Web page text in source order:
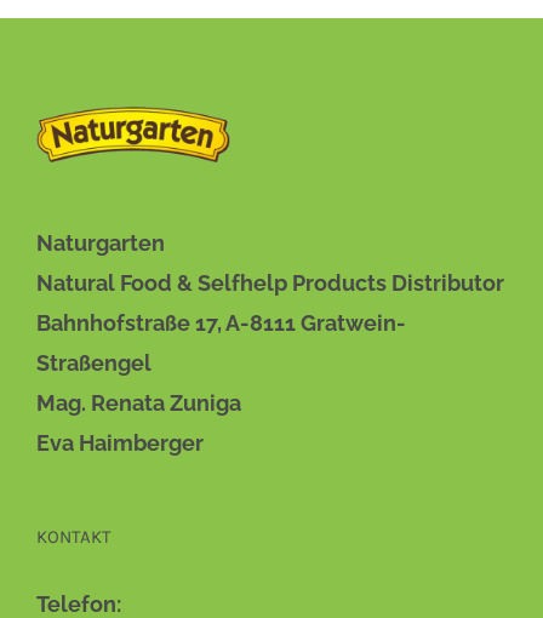
Naturgarten
Natural Food & Selfhelp Products Distributor
Bahnhofstraße 17, A-8111 Gratwein-
Straßengel
Mag. Renata Zuniga
Eva Haimberger
KONTAKT
Telefon: